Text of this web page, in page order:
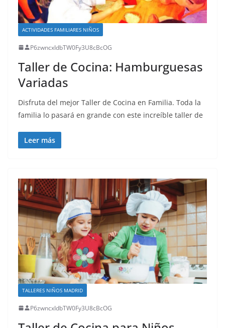
ACTIVIDADES FAMILIARES NIÑOS
P6zwncxIdbTW0Fy3U8cBcOG
Taller de Cocina: Hamburguesas
Variadas
Disfruta del mejor Taller de Cocina en Familia. Toda la
familia lo pasará en grande con este increíble taller de
Leer más
TALLERES NIÑOS MADRID
P6zwncxIdbTW0Fy3U8cBcOG